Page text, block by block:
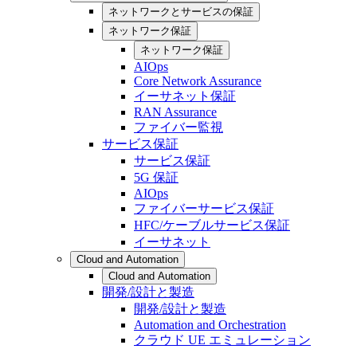
ネットワークとサービスの保証
ネットワーク保証
ネットワーク保証
AIOps
Core Network Assurance
イーサネット保証
RAN Assurance
ファイバー監視
サービス保証
サービス保証
5G 保証
AIOps
ファイバーサービス保証
HFC/ケーブルサービス保証
イーサネット
Cloud and Automation
Cloud and Automation
開発/設計と製造
開発/設計と製造
Automation and Orchestration
クラウド UE エミュレーション